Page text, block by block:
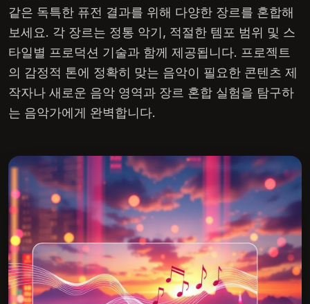
같은 독특한 퓨전 결과를 위해 다양한 장르를 혼합해
보세요. 각 장르는 정통 악기, 적절한 템포 범위 및 스
타일별 프로덕션 기술과 함께 제공됩니다. 프로젝트
의 감정적 톤에 정확히 맞는 음악이 필요한 콘텐츠 제
작자나 새로운 음악 영역과 장르 혼합 실험을 탐구하
는 음악가에게 완벽합니다.